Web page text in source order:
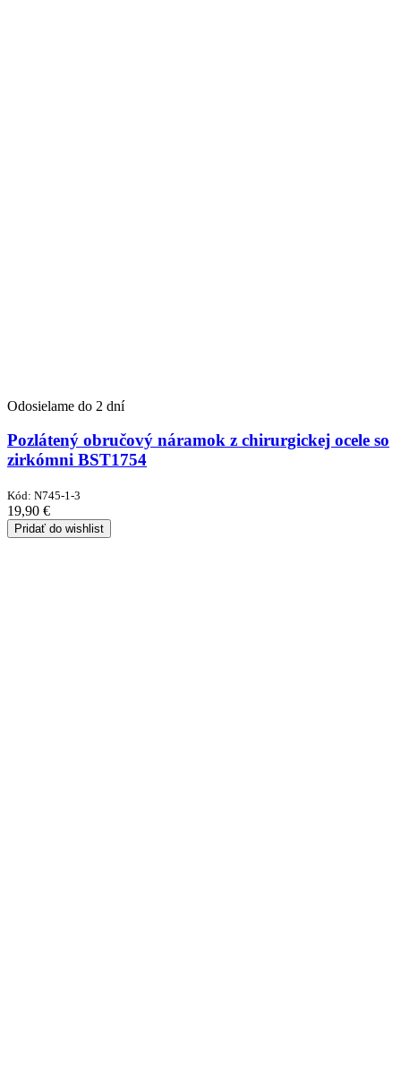
Odosielame do 2 dní
Pozlátený obručový náramok z chirurgickej ocele so
zirkómni BST1754
Kód: N745-1-3
19,90 €
Pridať do wishlist